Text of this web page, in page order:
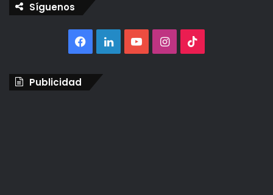
Síguenos
Facebook
LinkedInYouTubeInstagram
Publicidad